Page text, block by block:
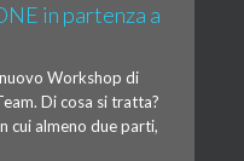
in partenza a
Workshop di
Di cosa si tratta?
cui almeno due parti,